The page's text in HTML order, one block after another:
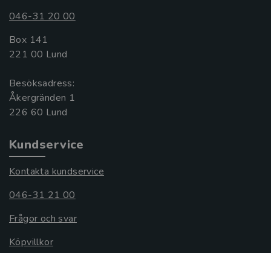
046-31 20 00
Box 141
221 00 Lund
Besöksadress:
Åkergränden 1
Kundservice
Kontakta kundservice
046-31 21 00
Frågor och svar
Köpvillkor